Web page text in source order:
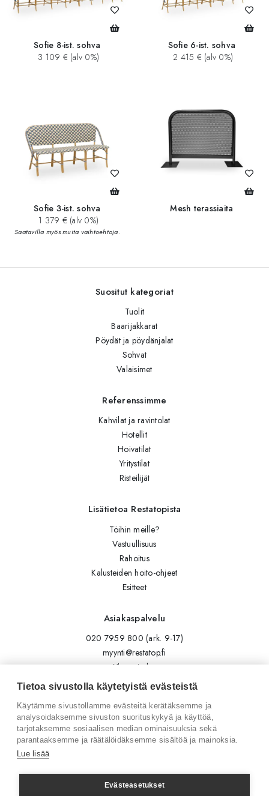
Sofie 8-ist. sohva
3 109 € (alv 0%)
Sofie 6-ist. sohva
2 415 € (alv 0%)
Sofie 3-ist. sohva
1 379 € (alv 0%)
Saatavilla myös muita vaihtoehtoja.
Mesh terassiaita
Suositut kategoriat
Tuolit
Baarijakkarat
Pöydät ja pöydänjalat
Sohvat
Valaisimet
Referenssimme
Kahvilat ja ravintolat
Hotellit
Hoivatilat
Yritystilat
Risteilijät
Lisätietoa Restatopista
Töihin meille?
Vastuullisuus
Rahoitus
Kalusteiden hoito-ohjeet
Esitteet
Asiakaspalvelu
020 7959 800 (ark. 9-17)
myynti@restatop.fi
Yhteystiedot
Lähetä viesti
Seuraa meitä
Tilaa uutiskirje
Facebook
Tietoa sivustolla käytetyistä evästeistä
Käytämme sivustollamme evästeitä kerätäksemme ja
analysoidaksemme sivuston suorituskykyä ja käyttöä,
tarjotaksemme sosiaalisen median ominaisuuksia sekä
parantaaksemme ja räätälöidäksemme sisältöä ja mainoksia.
Lue lisää
Evästeasetukset